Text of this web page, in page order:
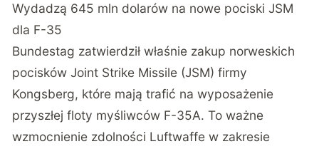
Wydadzą 645 mln dolarów na nowe pociski JSM
dla F-35
Bundestag zatwierdził właśnie zakup norweskich
pocisków Joint Strike Missile (JSM) firmy
Kongsberg, które mają trafić na wyposażenie
przyszłej floty myśliwców F-35A. To ważne
wzmocnienie zdolności Luftwaffe w zakresie